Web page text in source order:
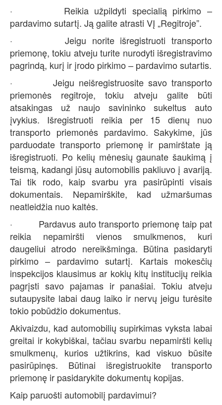
· Reikia užpildyti specialią pirkimo –
pardavimo sutartį. Ją galite atrasti VĮ „Regitroje”.
· Jeigu norite išregistruoti transporto
priemonę, tokiu atveju turite nurodyti išregistravimo
pagrindą, kurį ir įrodo pirkimo – pardavimo sutartis.
· Jeigu neišregistruosite savo transporto
priemonės regitroje, tokiu atveju galite būti
atsakingas už naujo savininko sukeltus auto
įvykius. Išregistruoti reikia per 15 dienų nuo
transporto priemonės pardavimo. Sakykime, jūs
parduodate transporto priemonę ir pamirštate ją
išregistruoti. Po kelių mėnesių gaunate šaukimą į
teismą, kadangi jūsų automobilis pakliuvo į avariją.
Tai tik rodo, kaip svarbu yra pasirūpinti visais
dokumentais. Nepamirškite, kad užmaršumas
neatleidžia nuo kaltės.
· Pardavus auto transporto priemonę taip pat
reikia nepamiršti vienos smulkmenos, kuri
daugeliui atrodo nereikšminga. Būtina pasidaryti
pirkimo – pardavimo sutartį. Kartais mokesčių
inspekcijos klausimus ar kokių kitų institucijų reikia
pagrįsti savo pajamas ir panašiai. Tokiu atveju
sutaupysite labai daug laiko ir nervų jeigu turėsite
tokio pobūdžio dokumentus.
Akivaizdu, kad automobilių supirkimas vyksta labai
greitai ir kokybiškai, tačiau svarbu nepamiršti kelių
smulkmenų, kurios užtikrins, kad viskuo būsite
pasirūpinęs. Būtinai išregistruokite transporto
priemonę ir pasidarykite dokumentų kopijas.
Kaip paruošti automobilį pardavimui?